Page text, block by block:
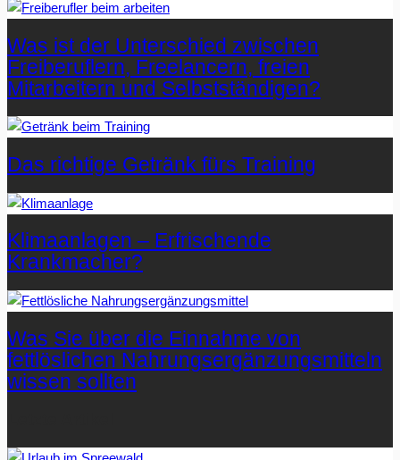
Was ist der Unterschied zwischen
Freiberuflern, Freelancern, freien
Mitarbeitern und Selbstständigen?
Das richtige Getränk fürs Training
Klimaanlagen – Erfrischende
Krankmacher?
Was Sie über die Einnahme von
fettlöslichen Nahrungsergänzungsmitteln
wissen sollten